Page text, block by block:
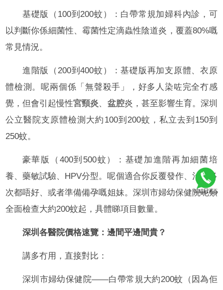
基礎版（100到200蚊）：白帶常規加婦科內診，可
以判斷你係細菌性、霉菌性定滴蟲性陰道炎，覆蓋80%嘅
常見情況。
進階版（200到400蚊）：基礎版再加支原體、衣原
體檢測。呢兩個係「無聲殺手」，好多人染咗完全冇感
覺，但會引起慢性宮頸炎、 盆腔炎，甚至影響生育。深圳
公立醫院支原體檢測大約100到200蚊，私立去到150到
250蚊。
豪華版（400到500蚊）：基礎加進階再加細菌培
養、藥敏試驗、HPV分型。呢個適合你反覆發作、治療多
次都唔好、或者準備備孕嘅姐妹。深圳市婦幼保健院呢類
全面檢查大約200蚊起，具體睇項目數量。
深圳各醫院價格速覽：邊間平邊間貴？
講多冇用，直接對比：
深圳市婦幼保健院——白帶常規大約200蚊（因為佢